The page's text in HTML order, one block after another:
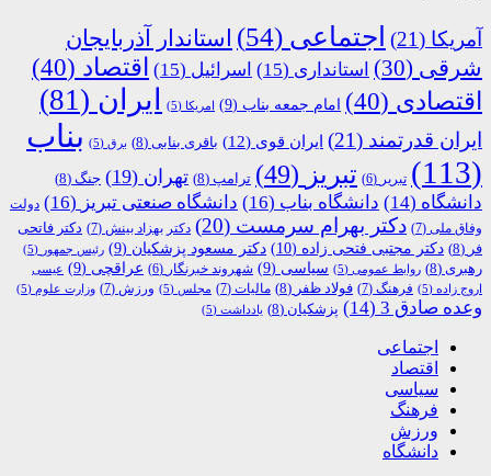
آمریکا (21) اجتماعی (54)
استاندار آذربایجان
شرقی (30) استانداری (15) اسرائیل (15) اقتصاد (40)
اقتصادی (40) امام جمعه بناب (9) امریکا (5) ایران (81)
ایران قدرتمند (21) ایران قوی (12) باقری بنابی (8) برق (5)
بناب
(113)
تبریر (6) تبریز (49) ترامپ (8) تهران (19) جنگ (8)
دانشگاه (14) دانشگاه بناب (16) دانشگاه صنعتی تبریز (16)
دولت
وفاق ملی (7) دکتر بهرام سرمست (20) دکتر بهزاد بینش (7)
دکتر فاتحی
فر (8) دکتر مجتبی فتحی زاده (10) دکتر مسعود پزشکیان (9) رئیس جمهور (5)
رهبری (8) روابط عمومی (5) سیاسی (9) شهروند خبرنگار (6) عراقچی (9)
عیسی
اروج زاده (5) فرهنگ (7) فولاد ظفر (8) مالیات (7) مجلس (5) ورزش (7) وزارت علوم (5)
وعده صادق 3 (14) پزشکیان (8) یادداشت (5)
اجتماعی
اقتصاد
سیاسی
فرهنگ
ورزش
دانشگاه